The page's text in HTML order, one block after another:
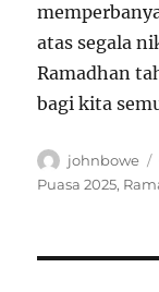
atas segala
Ramadhan
bagi kita
Author
johnbowe
Puasa 2025,